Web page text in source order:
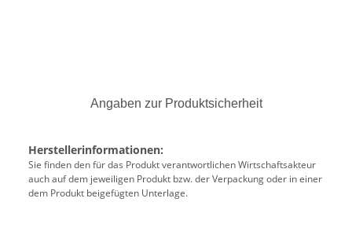
Angaben zur Produktsicherheit
Herstellerinformationen:
Sie finden den für das Produkt verantwortlichen Wirtschaftsakteur
auch auf dem jeweiligen Produkt bzw. der Verpackung oder in einer
dem Produkt beigefügten Unterlage.